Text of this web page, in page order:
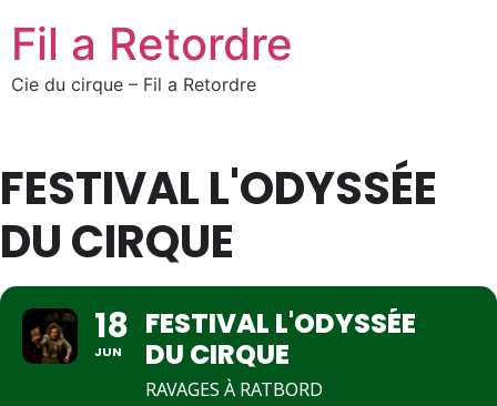
Fil a Retordre
Cie du cirque – Fil a Retordre
FESTIVAL L'ODYSSÉE
DU CIRQUE
18
JUN
FESTIVAL L'ODYSSÉE
DU CIRQUE
RAVAGES À RATBORD